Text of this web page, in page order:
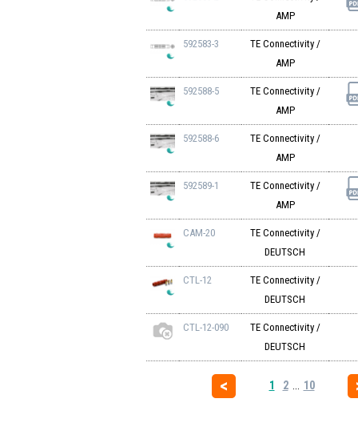
AMP
592583-3
TE Connectivity /
AMP
592588-5
TE Connectivity /
AMP
592588-6
TE Connectivity /
AMP
592589-1
TE Connectivity /
AMP
CAM-20
TE Connectivity /
DEUTSCH
CTL-12
TE Connectivity /
DEUTSCH
CTL-12-090
TE Connectivity /
DEUTSCH
1 2 10